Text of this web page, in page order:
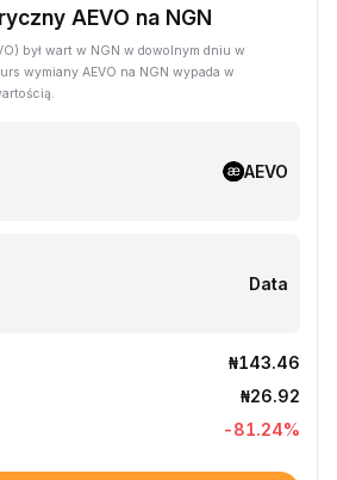
AEVO na NGN
był wart w NGN w dowolnym dniu w
wymiany AEVO na NGN wypada w
AEVO
Data
₦143.46
₦26.92
-81.24%